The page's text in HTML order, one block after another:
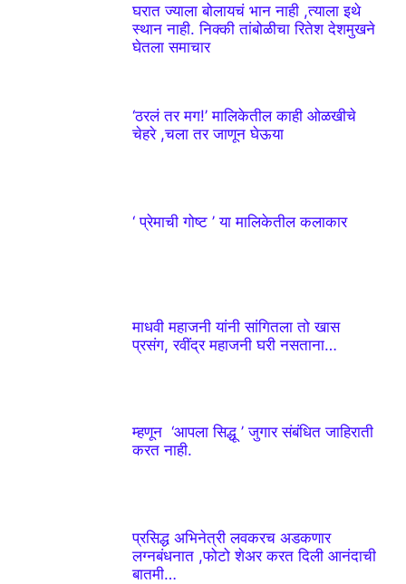
घरात ज्याला बोलायचं भान नाही ,त्याला इथे
स्थान नाही. निक्की तांबोळीचा रितेश देशमुखने
घेतला समाचार
‘ठरलं तर मग!’ मालिकेतील काही ओळखीचे
चेहरे ,चला तर जाणून घेऊया
‘ प्रेमाची गोष्ट ’ या मालिकेतील कलाकार
माधवी महाजनी यांनी सांगितला तो खास
प्रसंग, रवींद्र महाजनी घरी नसताना…
म्हणून ‘आपला सिद्धू ’ जुगार संबंधित जाहिराती
करत नाही.
प्रसिद्ध अभिनेत्री लवकरच अडकणार
लग्नबंधनात ,फोटो शेअर करत दिली आनंदाची
बातमी…